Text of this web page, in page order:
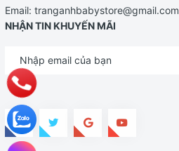
Email: tranganhbabystore@gmail.com
NHẬN TIN KHUYẾN MÃI